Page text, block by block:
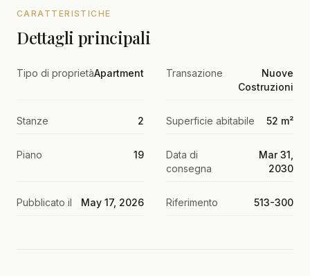
CARATTERISTICHE
Dettagli principali
Tipo di proprietàApartment Transazione
Nuove
Costruzioni
Stanze 2 Superficie abitabile 52 m²
Piano 19
Data di
consegna
Mar 31,
2030
Pubblicato il May 17, 2026 Riferimento 513-300